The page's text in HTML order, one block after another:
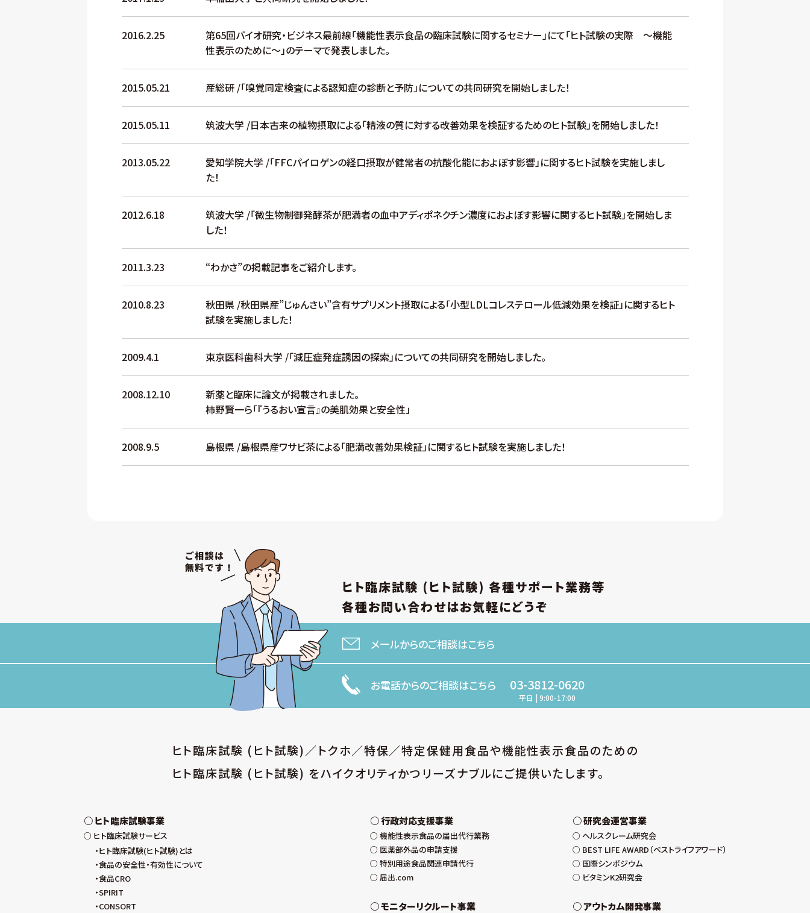
2016.2.25
第65回バイオ研究・ビジネス最前線「機能性表示食品の臨床試験に関するセミナー」にて「ヒト試験の実際 ～機能
性表示のために～」のテーマで発表しました。
2015.05.21 産総研 /「嗅覚同定検査による認知症の診断と予防」についての共同研究を開始しました！
2015.05.11 筑波大学 /日本古来の植物摂取による「精液の質に対する改善効果を検証するためのヒト試験」を開始しました！
2013.05.22
愛知学院大学 /「FFCパイロゲンの経口摂取が健常者の抗酸化能におよぼす影響」に関するヒト試験を実施しまし
た！
2012.6.18
筑波大学 /「微生物制御発酵茶が肥満者の血中アディポネクチン濃度におよぼす影響に関するヒト試験」を開始しま
した！
2011.3.23 “わかさ”の掲載記事をご紹介します。
2010.8.23
秋田県 /秋田県産”じゅんさい”含有サプリメント摂取による「小型LDLコレステロール低減効果を検証」に関するヒト
試験を実施しました！
2009.4.1 東京医科歯科大学 /「減圧症発症誘因の探索」についての共同研究を開始しました。
2008.12.10
新薬と臨床に論文が掲載されました。
柿野賢一ら「『うるおい宣言』の美肌効果と安全性」
2008.9.5 島根県 /島根県産ワサビ茶による「肥満改善効果検証」に関するヒト試験を実施しました！
ヒト臨床試験 (ヒト試験) 各種サポート業務等
各種お問い合わせはお気軽にどうぞ
メールからのご相談はこちら
お電話からのご相談はこちら 03-3812-0620
平日 | 9:00-17:00
ヒト臨床試験 (ヒト試験)／トクホ／特保／特定保健用食品や機能性表示食品のための
ヒト臨床試験 (ヒト試験) をハイクオリティかつリーズナブルにご提供いたします。
ヒト臨床試験事業
ヒト臨床試験サービス
ヒト臨床試験(ヒト試験)とは
食品の安全性・有効性について
食品CRO
SPIRIT
CONSORT
行政対応支援事業
機能性表示食品の届出代行業務
医薬部外品の申請支援
特別用途食品関連申請代行
届出.com
モニターリクルート事業
研究会運営事業
ヘルスクレーム研究会
BEST LIFE AWARD（ベストライフアワード）
国際シンポジウム
ビタミンK2研究会
アウトカム開発事業